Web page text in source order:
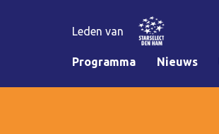
Leden van
Programma Nieuws